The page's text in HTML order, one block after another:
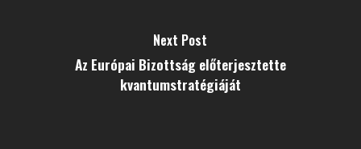
Next Post
Az Európai Bizottság előterjesztette
kvantumstratégiáját